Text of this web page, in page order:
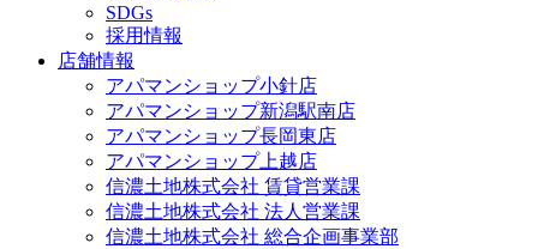
SDGs
採用情報
店舗情報
アパマンショップ小針店
アパマンショップ新潟駅南店
アパマンショップ長岡東店
アパマンショップ上越店
信濃土地株式会社 賃貸営業課
信濃土地株式会社 法人営業課
信濃土地株式会社 総合企画事業部